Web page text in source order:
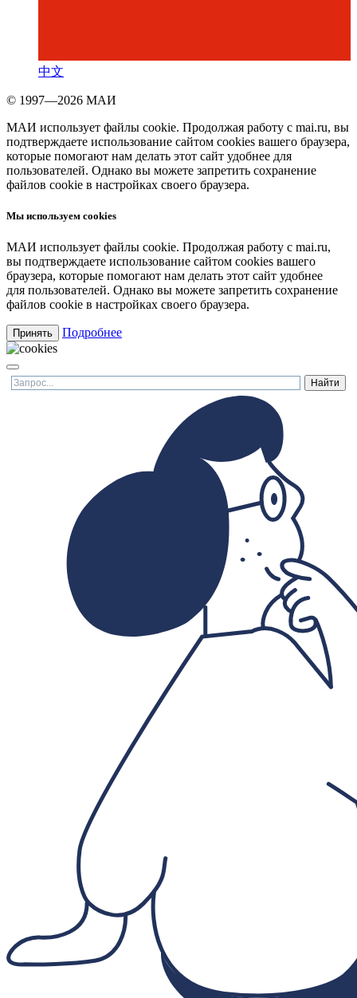
中文
© 1997—2026 МАИ
МАИ использует файлы cookie. Продолжая работу с mai.ru, вы
подтверждаете использование сайтом cookies вашего браузера,
которые помогают нам делать этот сайт удобнее для
пользователей. Однако вы можете запретить сохранение
файлов cookie в настройках своего браузера.
Мы используем cookies
МАИ использует файлы cookie. Продолжая работу с mai.ru,
вы подтверждаете использование сайтом cookies вашего
браузера, которые помогают нам делать этот сайт удобнее
для пользователей. Однако вы можете запретить сохранение
файлов cookie в настройках своего браузера.
Принять Подробнее